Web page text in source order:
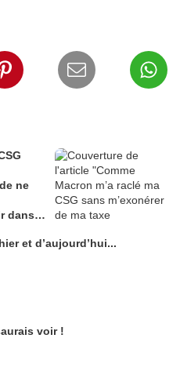
ne
dans
et d’aujourd’hui...
voir !